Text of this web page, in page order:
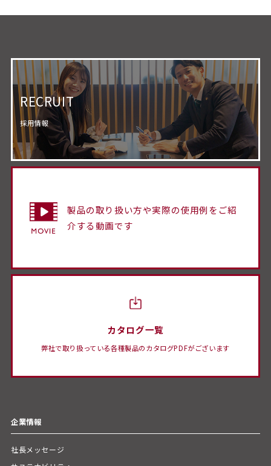
RECRUIT
採用情報
製品の取り扱い方や実際の使用例をご紹
介する動画です
カタログ一覧
弊社で取り扱っている各種製品のカタログPDFがございます
企業情報
社長メッセージ